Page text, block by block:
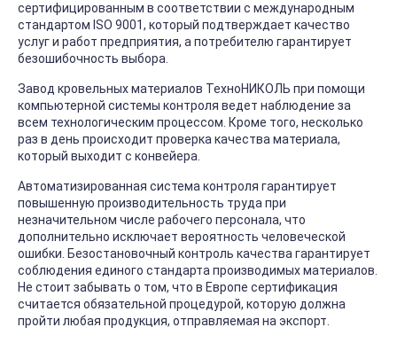
сертифицированным в соответствии с международным
стандартом ISO 9001, который подтверждает качество
услуг и работ предприятия, а потребителю гарантирует
безошибочность выбора.
Завод кровельных материалов ТехноНИКОЛЬ при помощи
компьютерной системы контроля ведет наблюдение за
всем технологическим процессом. Кроме того, несколько
раз в день происходит проверка качества материала,
который выходит с конвейера.
Автоматизированная система контроля гарантирует
повышенную производительность труда при
незначительном числе рабочего персонала, что
дополнительно исключает вероятность человеческой
ошибки. Безостановочный контроль качества гарантирует
соблюдения единого стандарта производимых материалов.
Не стоит забывать о том, что в Европе сертификация
считается обязательной процедурой, которую должна
пройти любая продукция, отправляемая на экспорт.